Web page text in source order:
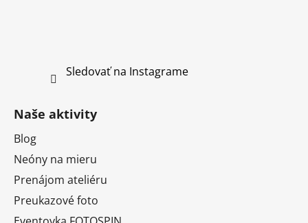
Sledovať na Instagrame
Naše aktivity
Blog
Neóny na mieru
Prenájom ateliéru
Preukazové foto